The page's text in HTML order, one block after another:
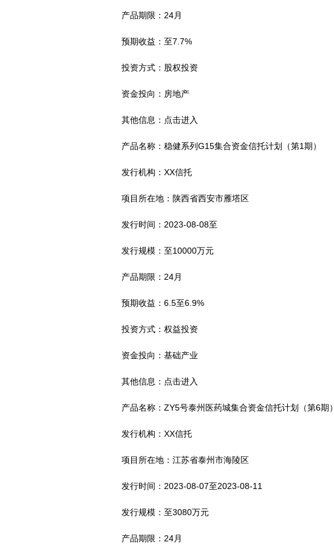
产品期限：24月
预期收益：至7.7%
投资方式：股权投资
资金投向：房地产
其他信息：点击进入
产品名称：稳健系列G15集合资金信托计划（第1期）
发行机构：XX信托
项目所在地：陕西省西安市雁塔区
发行时间：2023-08-08至
发行规模：至10000万元
产品期限：24月
预期收益：6.5至6.9%
投资方式：权益投资
资金投向：基础产业
其他信息：点击进入
产品名称：ZY5号泰州医药城集合资金信托计划（第6期）
发行机构：XX信托
项目所在地：江苏省泰州市海陵区
发行时间：2023-08-07至2023-08-11
发行规模：至3080万元
产品期限：24月